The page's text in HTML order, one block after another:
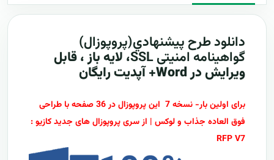
دانلود طرح پيشنهادي(پروپوزال)
گواهینامه امنیتی SSL ، لایه باز ، قابل
ویرایش در Word+ آپدیت رایگان
برای اولین بار- نسخه 7 این پروپوزال در 36 صفحه با طراحی
فوق العاده جذاب و لوکس | از سری پروپوزال های جدید کازیو :
RFP V7